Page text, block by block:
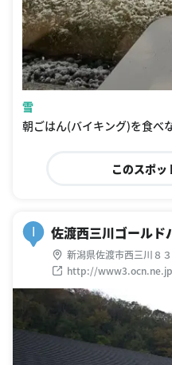
雪
朝ごはん(バイキング)を食べ
このスポッ
佐渡西三川ゴールド
新潟県佐渡市西三川８
http://